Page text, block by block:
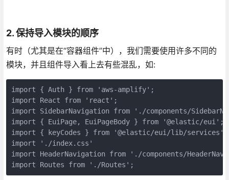
2. 保持导入模块的顺序
有时（尤其是在“容器组件”中），我们需要使用许多不同的
模块，并且组件导入看上去有些混乱，如:
import { Auth } from 'aws-amplify';
import React from 'react';
import SidebarNavigation from './components/
import { EuiPage, EuiPageBody } from '@elastic/eui';
import { keyCodes } from '@elastic/eui/lib/services';
import './index.css'
import HeaderNavigation from './components/
import Routes from './Routes';